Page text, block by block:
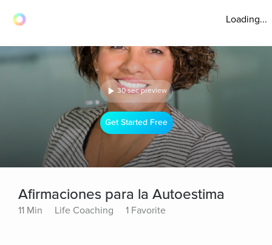
Loading...
30 sec preview
Get Started Free
Afirmaciones para la Autoestima
11 Min Life Coaching 1 Favorite